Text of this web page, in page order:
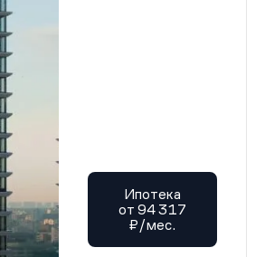
Ипотека
от 94 317
₽/мес.